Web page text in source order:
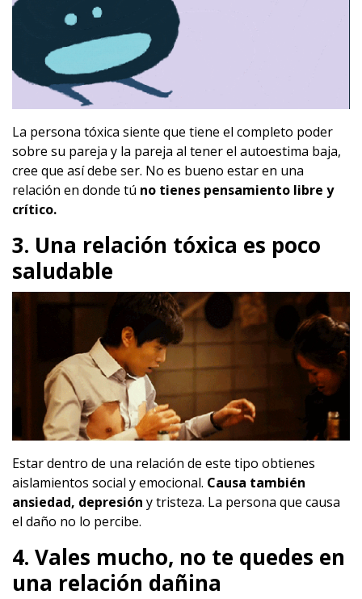
La persona tóxica siente que tiene el completo poder
sobre su pareja y la pareja al tener el autoestima baja,
cree que así debe ser. No es bueno estar en una
relación en donde tú no tienes pensamiento libre y
crítico.
3. Una relación tóxica es poco
saludable
Estar dentro de una relación de este tipo obtienes
aislamientos social y emocional. Causa también
ansiedad, depresión y tristeza. La persona que causa
el daño no lo percibe.
4. Vales mucho, no te quedes en
una relación dañina